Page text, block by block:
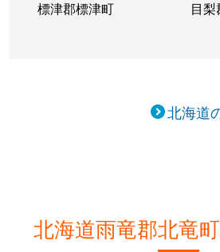
標津郡標津町 目
北海道
北海道雨竜郡北竜